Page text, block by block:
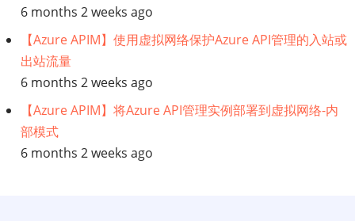
6 months 2 weeks ago
【Azure APIM】使用虚拟网络保护Azure API管理的入站或
出站流量
6 months 2 weeks ago
【Azure APIM】将Azure API管理实例部署到虚拟网络-内
部模式
6 months 2 weeks ago